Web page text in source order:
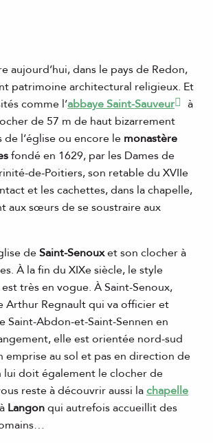
aujourd’hui, dans le pays de Redon,
patrimoine architectural religieux. Et
comme l’abbaye Saint-Sauveur
à
de 57 m de haut bizarrement
l’église ou encore le monastère
fondé en 1629, par les Dames de
de-Poitiers, son retable du XVIIe
et les cachettes, dans la chapelle,
aux sœurs de se soustraire aux
deSaint-Senouxet son clocher à
À la fin du XIXe siècle, le style
très en vogue. À Saint-Senoux,
Arthur Regnault qui va officier et
Saint-Abdon-et-Saint-Sennen en
elle est orientée nord-sud
emprise au sol et pas en direction de
doit également le clocher de
reste à découvrir aussi lachapelle
à Langonqui autrefois accueillit des